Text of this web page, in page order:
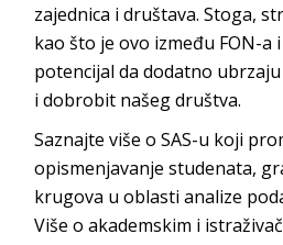
zajednica i društava. Stoga,
kao što je ovo između FON-a i
potencijal da dodatno
i dobrobit našegdruštva.
Saznajte više o SAS-u koji
opismenjavanje studenata,
krugova u oblasti analize
Više o akademskim i